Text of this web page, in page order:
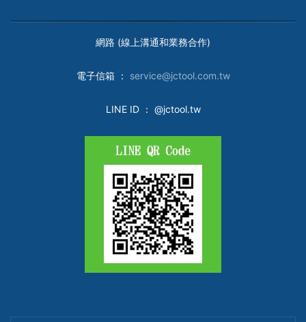
網路 (線上溝通和業務合作)
電子信箱 ： service@jctool.com.tw
LINE ID： @jctool.tw